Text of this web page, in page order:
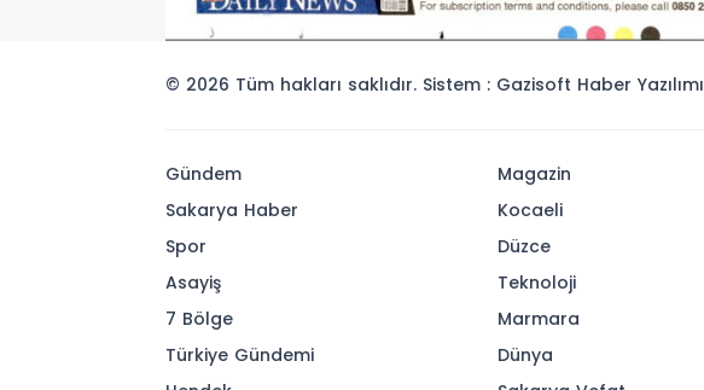
© 2026 Tüm hakları saklıdır. Sistem : Gazisoft Haber Yazılımı
Gündem
Sakarya Haber
Spor
Asayiş
7 Bölge
Türkiye Gündemi
Magazin
Kocaeli
Düzce
Teknoloji
Marmara
Dünya